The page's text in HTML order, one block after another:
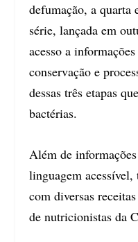
defumação, a quarta
série, lançada em
acesso a
conservação e
dessas três etapas
bactérias.
Além de
linguagem acessível,
com diversas
de nutricionistas da